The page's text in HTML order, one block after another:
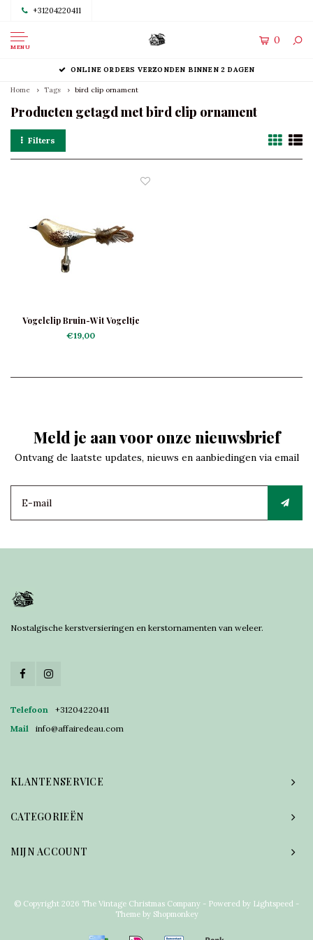
+31204220411
MENU
0
ONLINE ORDERS VERZONDEN BINNEN 2 DAGEN
Home Tags bird clip ornament
Producten getagd met bird clip ornament
Filters
Vogelclip Bruin-Wit Vogeltje
€19,00
Meld je aan voor onze nieuwsbrief
Ontvang de laatste updates, nieuws en aanbiedingen via email
Nostalgische kerstversieringen en kerstornamenten van weleer.
Telefoon
+31204220411
Mail
info@affairedeau.com
KLANTENSERVICE
CATEGORIEËN
MIJN ACCOUNT
© Copyright 2026 The Vintage Christmas Company - Powered by Lightspeed -
Theme by Shopmonkey